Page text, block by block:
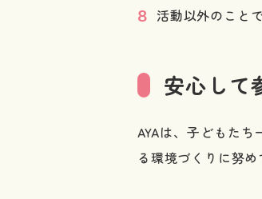
活動以外のこと
安心して
AYAは、子どもた
る環境づくりに努め